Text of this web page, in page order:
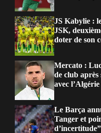
JS Kabylie :
JSK,
doter de son
Mercato :
de club
avec l’Algérie
Le Barça
Tanger et